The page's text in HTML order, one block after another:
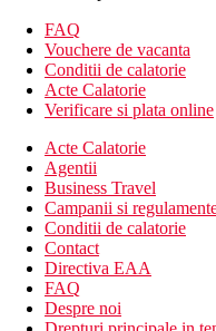
facilitatile de mai sus)
Camera dubla,
principala
Suita Junior,
hol de intrare cu
restaurant principal
bar in receptie
bar langa piscina
taverna
minimarket
Wi-Fi (gratuit)
piscina cu apa
FAQ
Vouchere de vacanta
Conditii de calatorie
Acte Calatorie
Verificare si plata online
Acte Calatorie
Agentii
Business Travel
Campanii si
Conditii de calatorie
Contact
Directiva EAA
FAQ
Despre noi